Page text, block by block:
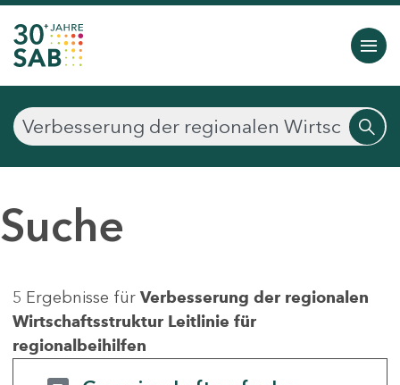
Suche
5 Ergebnisse für Verbesserung der regionalen
Wirtschaftsstruktur Leitlinie für
regionalbeihilfen